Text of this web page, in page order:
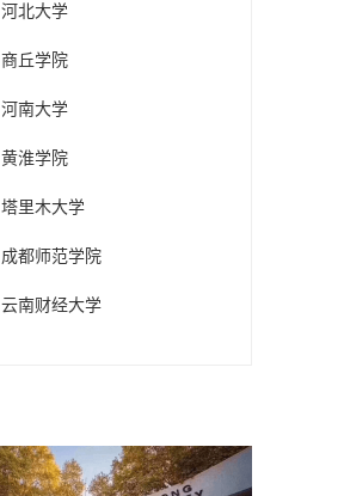
河北大学
商丘学院
河南大学
黄淮学院
塔里木大学
成都师范学院
云南财经大学